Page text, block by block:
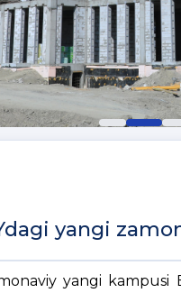
yangi
yangi